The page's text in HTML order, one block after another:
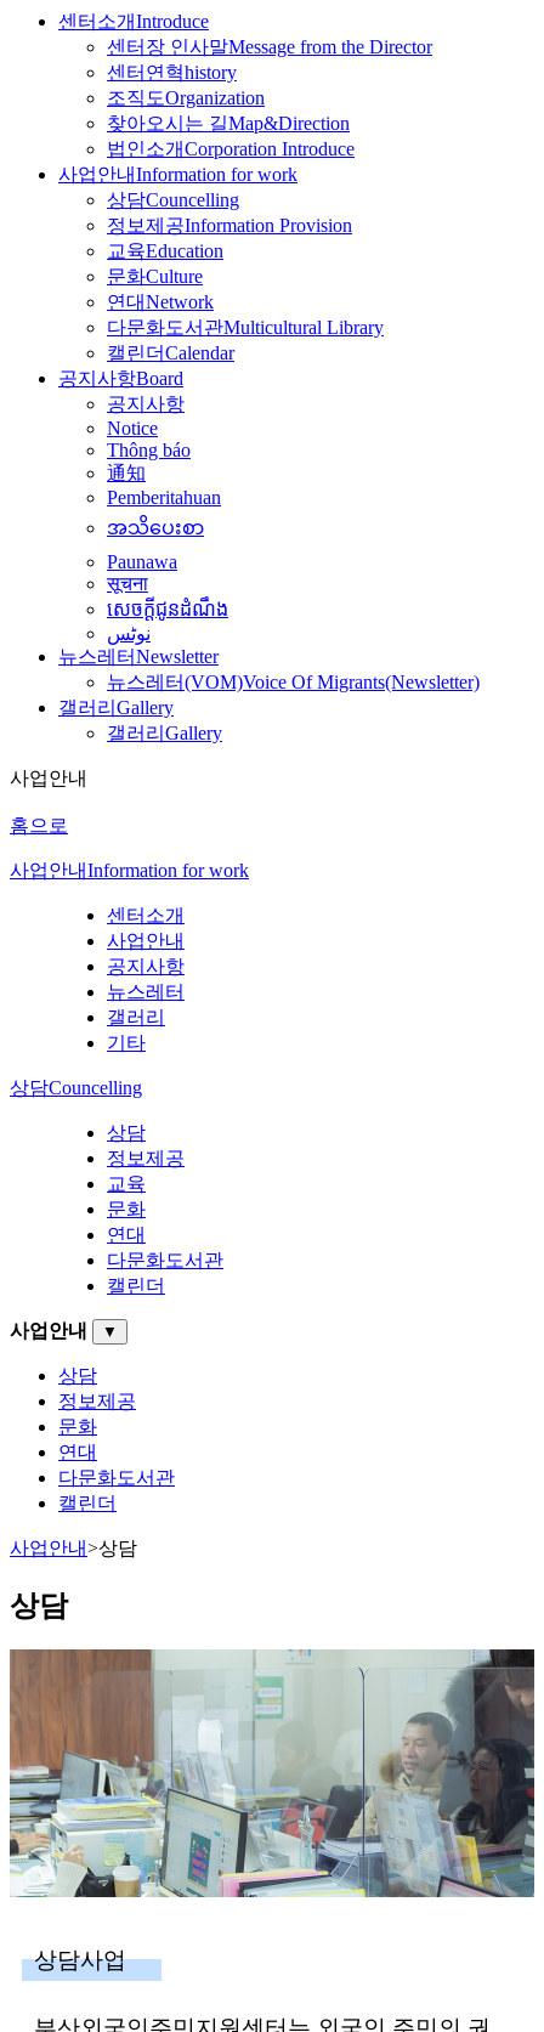
센터소개Introduce
센터장 인사말Message from the Director
센터연혁history
조직도Organization
찾아오시는 길Map&Direction
법인소개Corporation Introduce
사업안내Information for work
상담Councelling
정보제공Information Provision
교육Education
문화Culture
연대Network
다문화도서관Multicultural Library
캘린더Calendar
공지사항Board
공지사항
Notice
Thông báo
通知
Pemberitahuan
အသိပေးစာ
Paunawa
सूचना
សេចក្តីជូនដំណឹង
نوٹس
뉴스레터Newsletter
뉴스레터(VOM)Voice Of Migrants(Newsletter)
갤러리 Gallery
갤러리 Gallery
사업안내
홈으로
사업안내Information for work
센터소개
사업안내
공지사항
뉴스레터
갤러리
기타
상담Councelling
상담
정보제공
교육
문화
연대
다문화도서관
캘린더
사업안내 ▼
상담
정보제공
문화
연대
다문화도서관
캘린더
사업안내>상담
상담
상담사업